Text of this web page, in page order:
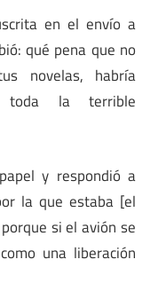
en el envío a
qué pena que no
novelas, habría
toda la terrible
y respondió a
la que estaba [el
si el avión se
una liberación